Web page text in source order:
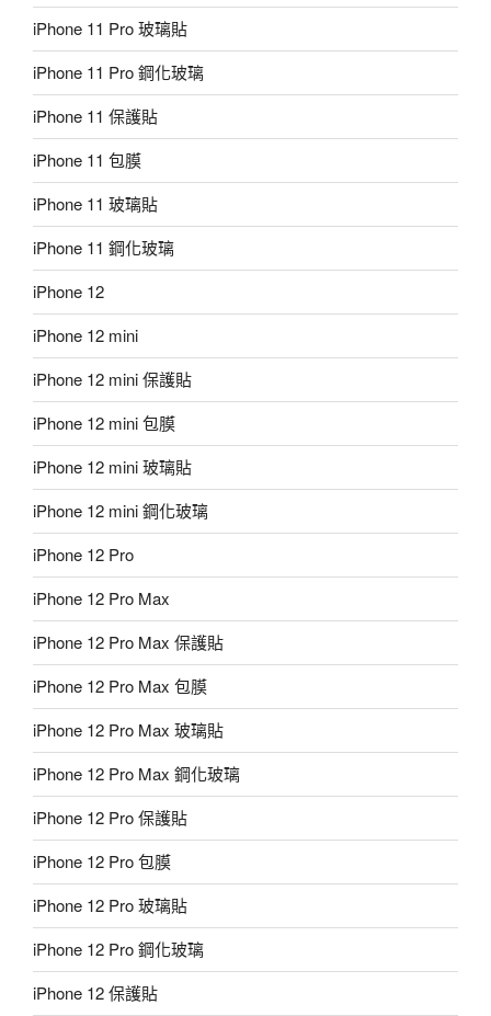
iPhone 11 Pro 玻璃貼
iPhone 11 Pro 鋼化玻璃
iPhone 11 保護貼
iPhone 11 包膜
iPhone 11 玻璃貼
iPhone 11 鋼化玻璃
iPhone 12
iPhone 12 mini
iPhone 12 mini 保護貼
iPhone 12 mini 包膜
iPhone 12 mini 玻璃貼
iPhone 12 mini 鋼化玻璃
iPhone 12 Pro
iPhone 12 Pro Max
iPhone 12 Pro Max 保護貼
iPhone 12 Pro Max 包膜
iPhone 12 Pro Max 玻璃貼
iPhone 12 Pro Max 鋼化玻璃
iPhone 12 Pro 保護貼
iPhone 12 Pro 包膜
iPhone 12 Pro 玻璃貼
iPhone 12 Pro 鋼化玻璃
iPhone 12 保護貼